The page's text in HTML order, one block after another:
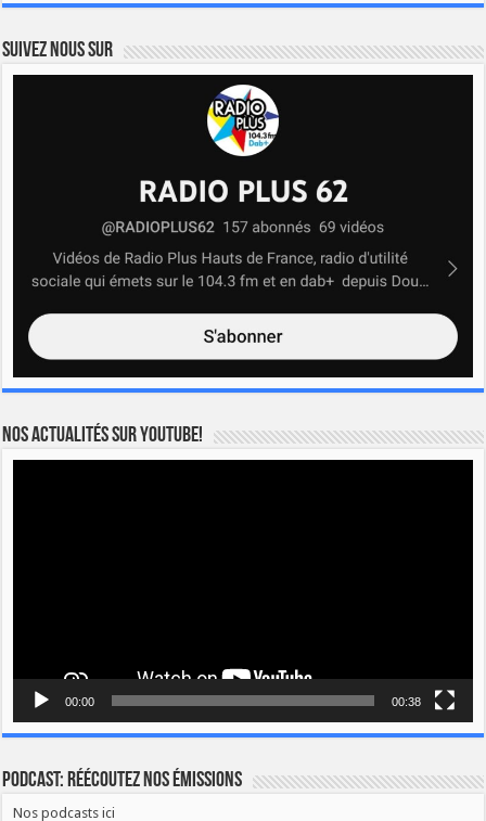
Suivez nous sur
Nos actualités sur YOUTUBE!
00:00 00:38
Podcast: Réécoutez nos émissions
Nos podcasts ici